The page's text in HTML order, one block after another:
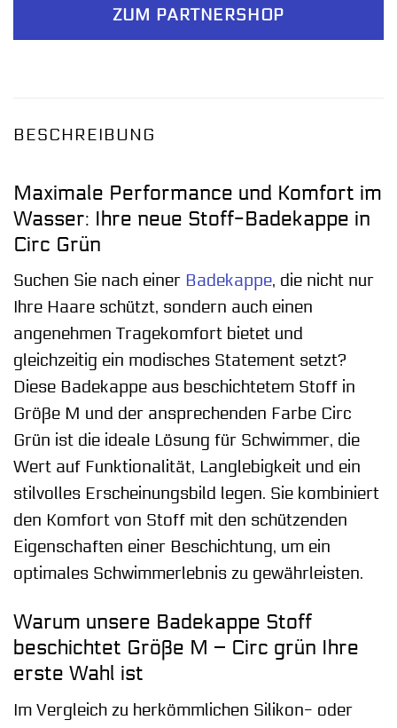
ZUM PARTNERSHOP
BESCHREIBUNG
Maximale Performance und Komfort im
Wasser: Ihre neue Stoff-Badekappe in
Circ Grün
Suchen Sie nach einer Badekappe, die nicht nur
Ihre Haare schützt, sondern auch einen
angenehmen Tragekomfort bietet und
gleichzeitig ein modisches Statement setzt?
Diese Badekappe aus beschichtetem Stoff in
Größe M und der ansprechenden Farbe Circ
Grün ist die ideale Lösung für Schwimmer, die
Wert auf Funktionalität, Langlebigkeit und ein
stilvolles Erscheinungsbild legen. Sie kombiniert
den Komfort von Stoff mit den schützenden
Eigenschaften einer Beschichtung, um ein
optimales Schwimmerlebnis zu gewährleisten.
Warum unsere Badekappe Stoff
beschichtet Größe M – Circ grün Ihre
erste Wahl ist
Im Vergleich zu herkömmlichen Silikon- oder